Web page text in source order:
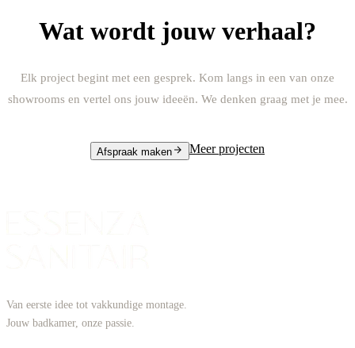
Wat wordt jouw verhaal?
Elk project begint met een gesprek. Kom langs in een van onze
showrooms en vertel ons jouw ideeën. We denken graag met je mee.
Afspraak maken Meer projecten
Van eerste idee tot vakkundige montage.
Jouw badkamer, onze passie.